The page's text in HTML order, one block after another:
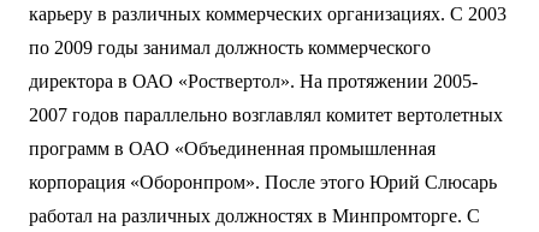
карьеру в различных коммерческих организациях. С 2003
по 2009 годы занимал должность коммерческого
директора в ОАО «Роствертол». На протяжении 2005-
2007 годов параллельно возглавлял комитет вертолетных
программ в ОАО «Объединенная промышленная
корпорация «Оборонпром». После этого Юрий Слюсарь
работал на различных должностях в Минпромторге. С